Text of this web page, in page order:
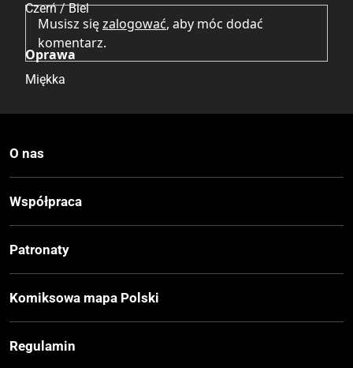
Czerń / Biel
Oprawa
Miękka
210x297 mm
Liczba Stron
102
15 zł
EAN
Musisz sięzalogować, aby móc dodać
komentarz.
O nas
Współpraca
Patronaty
Komiksowa mapa Polski
Regulamin